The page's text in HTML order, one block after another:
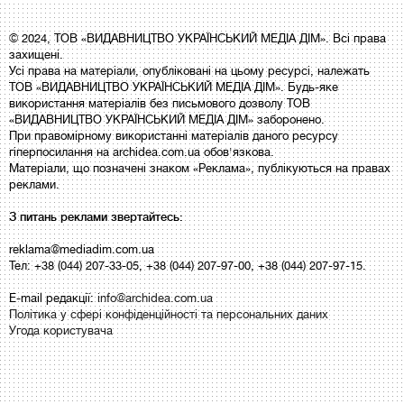
© 2024, ТОВ «ВИДАВНИЦТВО УКРАЇНСЬКИЙ МЕДІА ДІМ». Всі права
захищені.
Усі права на матеріали, опубліковані на цьому ресурсі, належать
ТОВ «ВИДАВНИЦТВО УКРАЇНСЬКИЙ МЕДІА ДІМ». Будь-яке
використання матеріалів без письмового дозволу ТОВ
«ВИДАВНИЦТВО УКРАЇНСЬКИЙ МЕДІА ДІМ» заборонено.
При правомірному використанні матеріалів даного ресурсу
гіперпосилання на archidea.com.ua обов'язкова.
Матеріали, що позначені знаком «Реклама», публікуються на правах
реклами.
З питань реклами звертайтесь:
reklama@mediadim.com.ua
Тел: +38 (044) 207-33-05, +38 (044) 207-97-00, +38 (044) 207-97-15.
E-mail редакції:info@archidea.com.ua
Політика у сфері конфіденційності та персональних даних
Угода користувача